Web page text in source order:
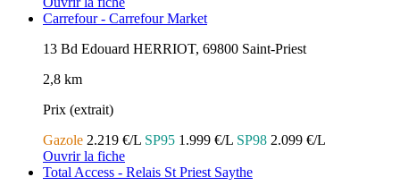
Carrefour - Carrefour Market
13 Bd Edouard HERRIOT, 69800 Saint-Priest
2,8 km
Prix (extrait)
Gazole 2.219 €/L SP95 1.999 €/L SP98 2.099 €/L
Ouvrir la fiche
Total Access - Relais St Priest Saythe